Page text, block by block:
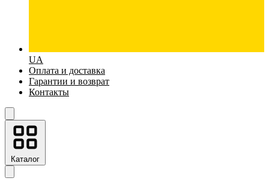
UA
Оплата и доставка
Гарантии и возврат
Контакты
Каталог